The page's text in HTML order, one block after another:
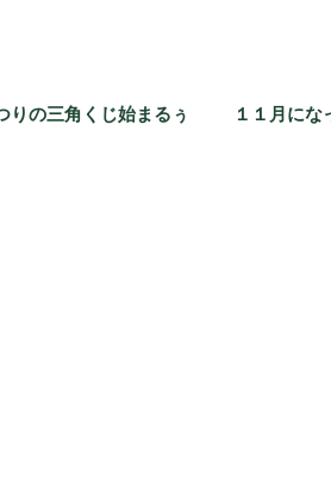
りの三角くじ始まるぅ
１１月に